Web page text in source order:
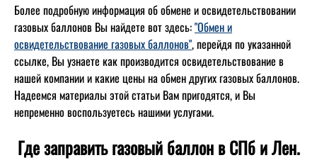
Более подробную информация об обмене и освидетельствовании
газовых баллонов Вы найдете вот здесь:"Обмен и
освидетельствование газовых баллонов", перейдя по указанной
ссылке, Вы узнаете как производится освидетельствование в
нашей компании и какие цены на обмен других газовых баллонов.
Надеемся материалы этой статьи Вам пригодятся, и Вы
непременно воспользуетесь нашими услугами.
Где заправить газовый баллон в СПб и Лен.